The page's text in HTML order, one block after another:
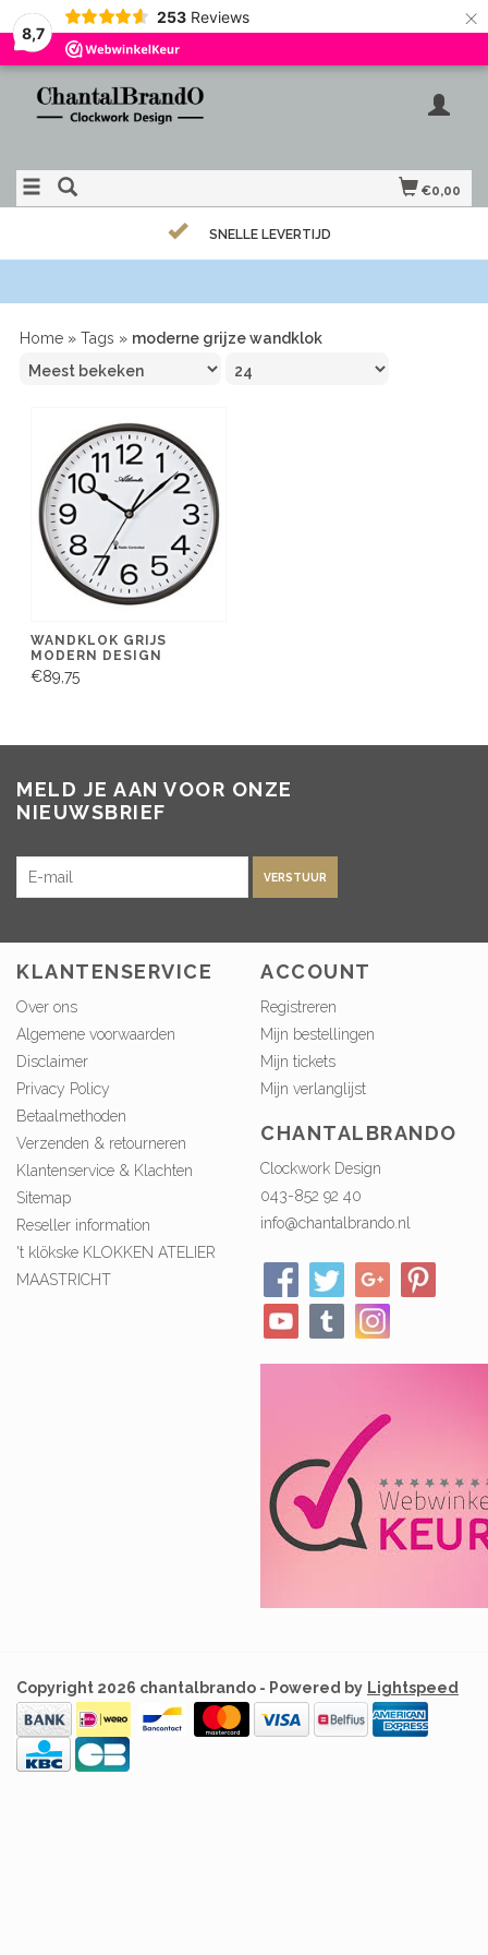
8,7
253 Reviews ×
€0,00
SNELLE LEVERTIJD
Home » Tags » moderne grijze wandklok
WANDKLOK GRIJS
MODERN DESIGN
€89,75
MELD JE AAN VOOR ONZE
NIEUWSBRIEF
VERSTUUR
KLANTENSERVICE
Over ons
Algemene voorwaarden
Disclaimer
Privacy Policy
Betaalmethoden
Verzenden & retourneren
Klantenservice & Klachten
Sitemap
Reseller information
't klökske KLOKKEN ATELIER
MAASTRICHT
ACCOUNT
Registreren
Mijn bestellingen
Mijn tickets
Mijn verlanglijst
CHANTALBRANDO
Clockwork Design
043-852 92 40
info@chantalbrando.nl
Copyright 2026 chantalbrando - Powered by Lightspeed